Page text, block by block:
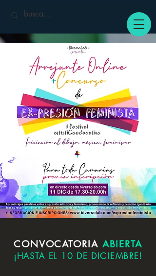
CONVOCATORIA ABIERTA
¡HASTA EL 10 DE DICIEMBRE!